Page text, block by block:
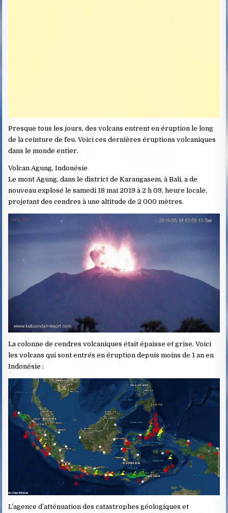
Presque tous les jours, des volcans entrent en éruption le long
de la ceinture de feu. Voici ces dernières éruptions volcaniques
dans le monde entier.
Volcan Agung, Indonésie
Le mont Agung, dans le district de Karangasem, à Bali, a de
nouveau explosé le samedi 18 mai 2019 à 2 h 09, heure locale,
projetant des cendres à une altitude de 2 000 mètres.
La colonne de cendres volcaniques était épaisse et grise. Voici
les volcans qui sont entrés en éruption depuis moins de 1 an en
Indonésie :
L’agence d’atténuation des catastrophes géologiques et